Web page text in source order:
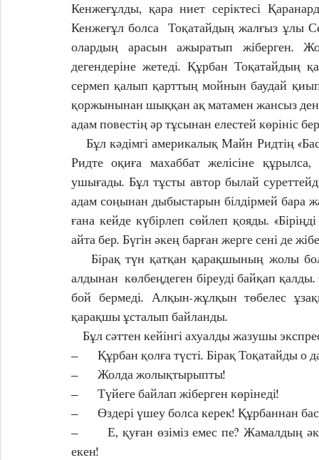
Кенжеғұлды, қара ниет серіктесі
Кенжеғұл болса  Тоқатайдың жалғыз ұлы
олардың арасын ажыратып жіберген.
дегендеріне жетеді. Құрбан Тоқатайдың
сермеп қалып қарттың мойнын баудай қиып
қоржынынан шыққан ақ матамен жансыз
адам повестің әр тұсынан елестей көрініс
Ридте оқиға махаббат желісіне
ушығады. Бұл тұсты автор былай
адам соңынан дыбыстарын білдірмей бара
ғана кейде күбірлеп сөйлеп қояды.
айта бер. Бүгін әкең барған жерге сені де
    Бірақ түн қатқан қарақшының жолы болмады. Жүрегі қағып елегзіп жатқан Сейіт терезе
алдынан  көлбеңдеген біреуді байқап қалды.
бой бермеді. Алқын-жұлқын төбелес
қарақшы ұсталып байланды.
Бұл сәттен кейінгі ахуалды жазушы
–       Құрбан қолға түсті. Бірақ Тоқатайды о
–       Жолда жолықтырыпты!
–       Түйеге байлап жіберген көрінеді!
–       Өздері үшеу болса керек! Құрбаннан
–       Е, қуған өзіміз емес пе? Жамалдың
екен!